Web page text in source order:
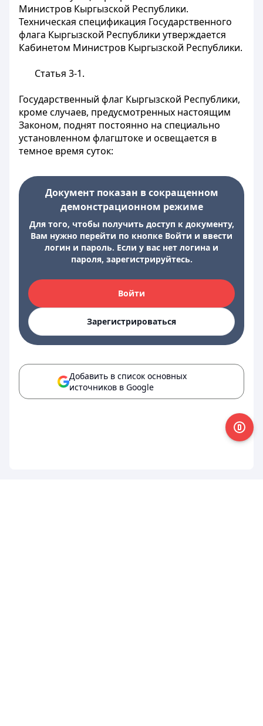
Министров Кыргызской Республики.
Техническая спецификация Государственного
флага Кыргызской Республики утверждается
Кабинетом Министров Кыргызской Республики.
Статья 3-1.
Государственный флаг Кыргызской Республики,
кроме случаев, предусмотренных настоящим
Законом, поднят постоянно на специально
установленном флагштоке и освещается в
темное время суток:
Документ показан в сокращенном
демонстрационном режиме
Для того, чтобы получить доступ к документу,
Вам нужно перейти по кнопке Войти и ввести
логин и пароль. Если у вас нет логина и
пароля, зарегистрируйтесь.
Войти
Зарегистрироваться
Добавить в список основных
источников в Google